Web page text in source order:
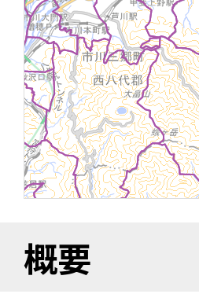
概要